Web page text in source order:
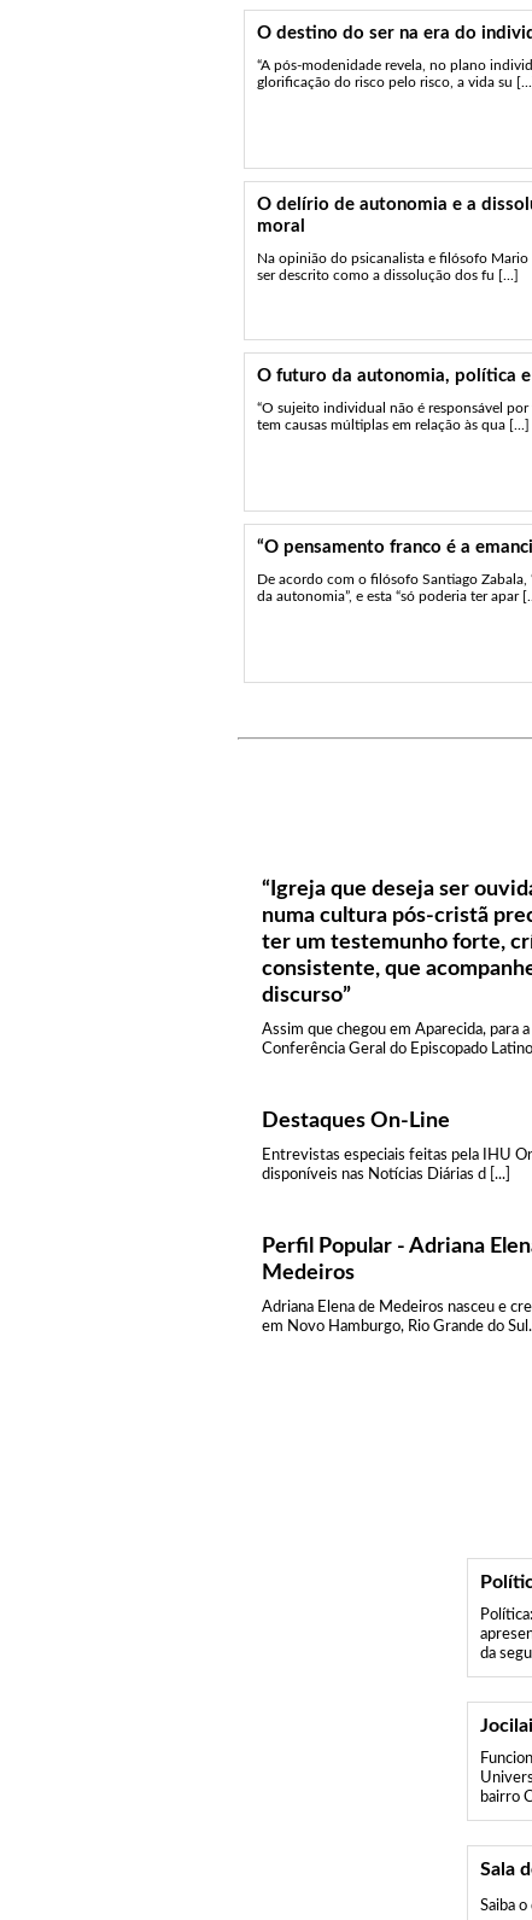
O destino do ser na era do
“A pós-modenidade revela, no plano
glorificação do risco pelo risco, a vida su
O delírio de autonomia e a
moral
Na opinião do psicanalista e filósofo
ser descrito como a dissolução dos fu [...]
O futuro da autonomia, política
“O sujeito individual não é responsável
tem causas múltiplas em relação às qua [...]
“O pensamento franco é a
De acordo com o filósofo Santiago
da autonomia”, e esta “só poderia ter apar
“Igreja que deseja ser
numa cultura pós-cristã
ter um testemunho forte,
consistente, que
discurso”
Assim que chegou em Aparecida, para
Conferência Geral do Episcopado
Destaques On-Line
Entrevistas especiais feitas pela IHU
disponíveis nas Notícias Diárias d [...]
Perfil Popular - Adriana
Medeiros
Adriana Elena de Medeiros nasceu e
em Novo Hamburgo, Rio Grande do Sul.
da
bairro
Sala
Saiba